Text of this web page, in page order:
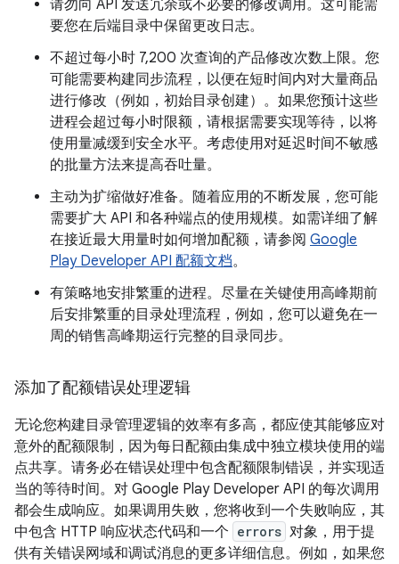
请勿向 API 发送冗余或不必要的修改调用。这可能需
要您在后端目录中保留更改日志。
不超过每小时 7,200 次查询的产品修改次数上限。您
可能需要构建同步流程，以便在短时间内对大量商品
进行修改（例如，初始目录创建）。如果您预计这些
进程会超过每小时限额，请根据需要实现等待，以将
使用量减缓到安全水平。考虑使用对延迟时间不敏感
的批量方法来提高吞吐量。
主动为扩缩做好准备。随着应用的不断发展，您可能
需要扩大 API 和各种端点的使用规模。如需详细了解
在接近最大用量时如何增加配额，请参阅 Google
Play Developer API 配额文档。
有策略地安排繁重的进程。尽量在关键使用高峰期前
后安排繁重的目录处理流程，例如，您可以避免在一
周的销售高峰期运行完整的目录同步。
添加了配额错误处理逻辑
无论您构建目录管理逻辑的效率有多高，都应使其能够应对
意外的配额限制，因为每日配额由集成中独立模块使用的端
点共享。请务必在错误处理中包含配额限制错误，并实现适
当的等待时间。对 Google Play Developer API 的每次调用
都会生成响应。如果调用失败，您将收到一个失败响应，其
中包含 HTTP 响应状态代码和一个 errors 对象，用于提
供有关错误网域和调试消息的更多详细信息。例如，如果您